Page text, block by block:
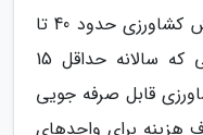
وی ادامه داد: برای مثال ما در بخش کشاورزی حدود 40 تا
60 درصد اتلاف آب داریم در حالی که سالانه حداقل 15
قابل صرفه جویی
هزینه برای واحدهای